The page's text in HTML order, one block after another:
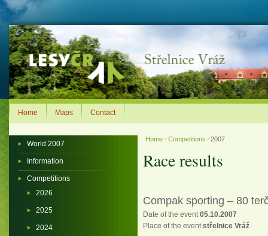
Home > Competitions > 2007
Race results
Compak sporting – 80
Date of the event05.10.2007
Place of the eventstřelnice Vráž
World 2007
Information
Competitions
2026
2025
2024
Home Maps Contact